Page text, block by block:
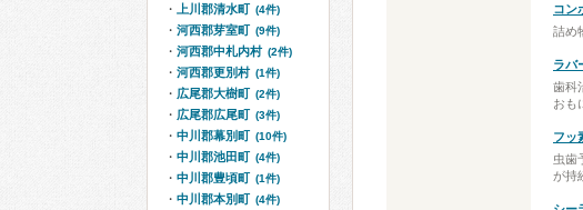
コン
詰め
ラバ
歯科
おも
フッ
虫歯
が持
上川郡清水町 (4件)
河西郡芽室町 (9件)
河西郡中札内村 (2件)
河西郡更別村 (1件)
広尾郡大樹町 (2件)
広尾郡広尾町 (3件)
中川郡幕別町 (10件)
中川郡池田町 (4件)
中川郡豊頃町 (1件)
中川郡本別町 (4件)